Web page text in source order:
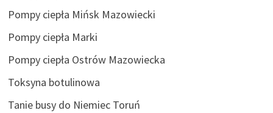
Pompy ciepła Mińsk Mazowiecki
Pompy ciepła Marki
Pompy ciepła Ostrów Mazowiecka
Toksyna botulinowa
Tanie busy do Niemiec Toruń